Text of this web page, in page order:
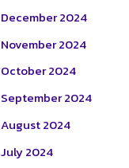
December 2024
November 2024
October 2024
September 2024
August 2024
July 2024